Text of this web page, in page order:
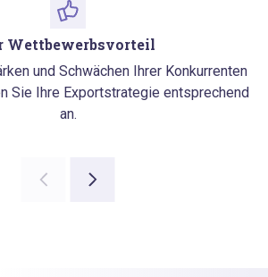
Wettbewerbsvorteil
und Schwächen Ihrer Konkurrenten
Sie Ihre Exportstrategie entsprechend
an.